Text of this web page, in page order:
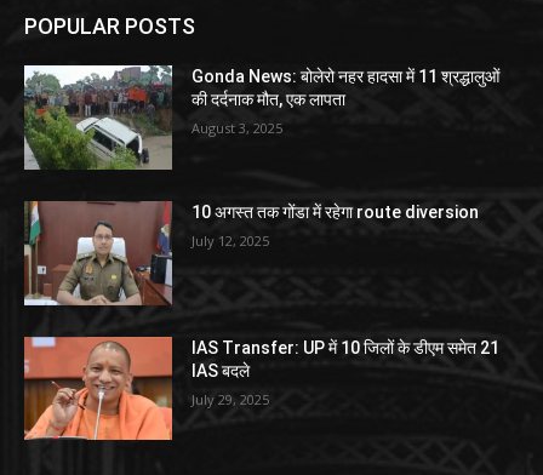
POPULAR POSTS
Gonda News: बोलेरो नहर हादसा में 11 श्रद्धालुओं
की दर्दनाक मौत, एक लापता
August 3, 2025
10 अगस्त तक गोंडा में रहेगा route diversion
July 12, 2025
IAS Transfer: UP में 10 जिलों के डीएम समेत 21
IAS बदले
July 29, 2025